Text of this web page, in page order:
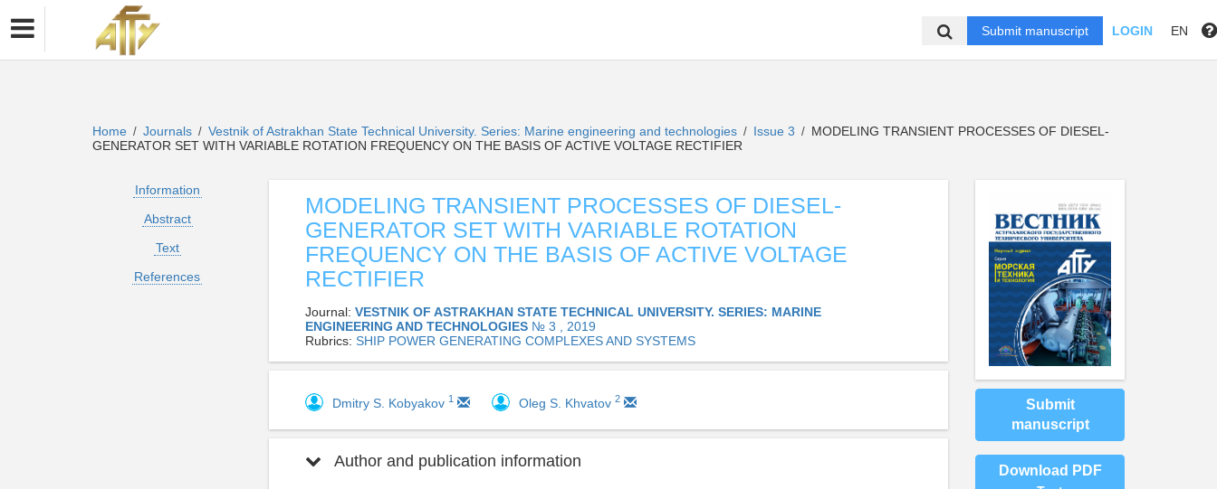
Submit manuscript LOGIN EN
Home / Journals / Vestnik of Astrakhan State Technical University. Series: Marine engineering and technologies / Issue 3 / MODELING TRANSIENT PROCESSES OF DIESEL-
GENERATOR SET WITH VARIABLE ROTATION FREQUENCY ON THE BASIS OF ACTIVE VOLTAGE RECTIFIER
Information
Abstract
Text
References
MODELING TRANSIENT PROCESSES OF DIESEL-
GENERATOR SET WITH VARIABLE ROTATION
FREQUENCY ON THE BASIS OF ACTIVE VOLTAGE
RECTIFIER
Journal: VESTNIK OF ASTRAKHAN STATE TECHNICAL UNIVERSITY. SERIES: MARINE
ENGINEERING AND TECHNOLOGIES № 3 , 2019
Rubrics: SHIP POWER GENERATING COMPLEXES AND SYSTEMS
Dmitry S. Kobyakov 1 Oleg S. Khvatov 2
Author and publication information
Submit
manuscript
Download PDF